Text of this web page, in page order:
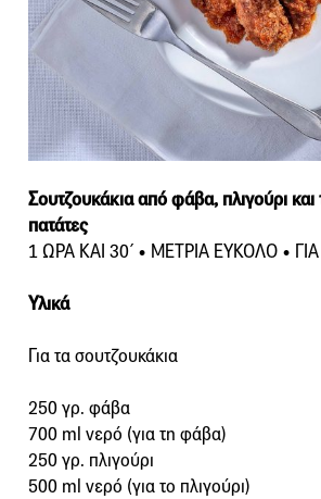
Σουτζουκάκια από φάβα, πλιγούρι και
πατάτες
1 ΩΡΑ ΚΑΙ 30΄ • ΜΕΤΡΙΑ ΕΥΚΟΛΟ •
Υλικά
Για τα σουτζουκάκια
250 γρ. φάβα
700 ml νερό (για τη φάβα)
250 γρ. πλιγούρι
500 ml νερό (για το πλιγούρι)